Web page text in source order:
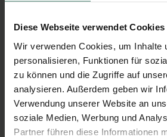
Diese Webseite verwendet Cookies
Wir verwenden Cookies, um Inhalte
personalisieren, Funktionen für
zu können und die Zugriffe auf
analysieren. Außerdem geben wir
Verwendung unserer Website an
soziale Medien, Werbung und
Partner führen diese Informationen
Finanzierung der Bestattung
Bewertungen zu
(10 Bewertungen)